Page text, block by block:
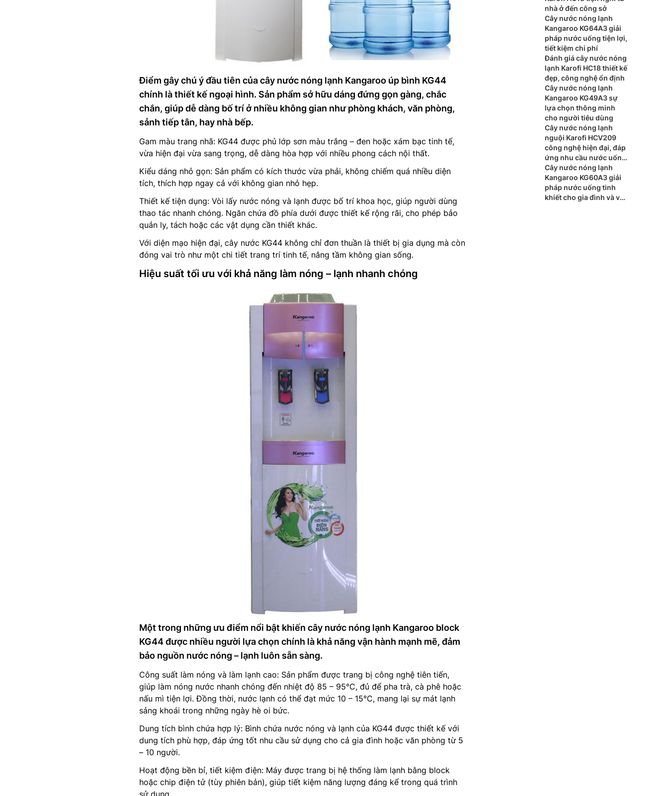
Điểm gây chú ý đầu tiên của cây nước nóng lạnh Kangaroo úp bình KG44
chính là thiết kế ngoại hình. Sản phẩm sở hữu dáng đứng gọn gàng, chắc
chắn, giúp dễ dàng bố trí ở nhiều không gian như phòng khách, văn phòng,
sảnh tiếp tân, hay nhà bếp.
Gam màu trang nhã: KG44 được phủ lớp sơn màu trắng – đen hoặc xám bạc tinh tế,
vừa hiện đại vừa sang trọng, dễ dàng hòa hợp với nhiều phong cách nội thất.
Kiểu dáng nhỏ gọn: Sản phẩm có kích thước vừa phải, không chiếm quá nhiều diện
tích, thích hợp ngay cả với không gian nhỏ hẹp.
Thiết kế tiện dụng: Vòi lấy nước nóng và lạnh được bố trí khoa học, giúp người dùng
thao tác nhanh chóng. Ngăn chứa đồ phía dưới được thiết kế rộng rãi, cho phép bảo
quản ly, tách hoặc các vật dụng cần thiết khác.
Với diện mạo hiện đại, cây nước KG44 không chỉ đơn thuần là thiết bị gia dụng mà còn
đóng vai trò như một chi tiết trang trí tinh tế, nâng tầm không gian sống.
Hiệu suất tối ưu với khả năng làm nóng – lạnh nhanh chóng
Một trong những ưu điểm nổi bật khiến cây nước nóng lạnh Kangaroo block
KG44 được nhiều người lựa chọn chính là khả năng vận hành mạnh mẽ, đảm
bảo nguồn nước nóng – lạnh luôn sẵn sàng.
Công suất làm nóng và làm lạnh cao: Sản phẩm được trang bị công nghệ tiên tiến,
giúp làm nóng nước nhanh chóng đến nhiệt độ 85 – 95°C, đủ để pha trà, cà phê hoặc
nấu mì tiện lợi. Đồng thời, nước lạnh có thể đạt mức 10 – 15°C, mang lại sự mát lạnh
sảng khoái trong những ngày hè oi bức.
Dung tích bình chứa hợp lý: Bình chứa nước nóng và lạnh của KG44 được thiết kế với
dung tích phù hợp, đáp ứng tốt nhu cầu sử dụng cho cả gia đình hoặc văn phòng từ 5
– 10 người.
Hoạt động bền bỉ, tiết kiệm điện: Máy được trang bị hệ thống làm lạnh bằng block
hoặc chip điện tử (tùy phiên bản), giúp tiết kiệm năng lượng đáng kể trong quá trình
sử dụng.
nhà ở đến công sở
Cây nước nóng lạnh
Kangaroo KG64A3 giải
pháp nước uống tiện lợi,
tiết kiệm chi phí
Đánh giá cây nước nóng
lạnh Karofi HC18 thiết kế
đẹp, công nghệ ổn định
Cây nước nóng lạnh
Kangaroo KG49A3 sự
lựa chọn thông minh
cho người tiêu dùng
Cây nước nóng lạnh
nguội Karofi HCV209
công nghệ hiện đại, đáp
ứng nhu cầu nước uống
mỗi ngày
Cây nước nóng lạnh
Kangaroo KG60A3 giải
pháp nước uống tinh
khiết cho gia đình và văn